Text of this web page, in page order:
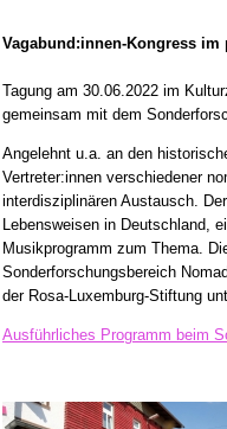
Vagabund:innen-Kongress
Tagung am 30.06.2022 im
gemeinsam mit dem
Angelehnt u.a. an den
Vertreter:innen verschiedener
interdisziplinären Austausch.
Lebensweisen in Deutschland,
Musikprogramm zum Thema.
Sonderforschungsbereich
der Rosa-Luxemburg-Stiftung
Ausführliches Programm beim